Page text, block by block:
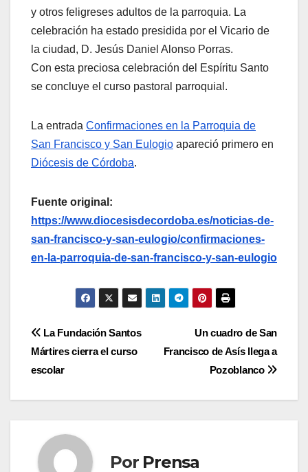
y otros feligreses adultos de la parroquia. La
celebración ha estado presidida por el Vicario de
la ciudad, D. Jesús Daniel Alonso Porras.
Con esta preciosa celebración del Espíritu Santo
se concluye el curso pastoral parroquial.
La entrada Confirmaciones en la Parroquia de
San Francisco y San Eulogio apareció primero en
Diócesis de Córdoba.
Fuente original:
https://www.diocesisdecordoba.es/noticias-de-
san-francisco-y-san-eulogio/confirmaciones-
en-la-parroquia-de-san-francisco-y-san-eulogio
Navegación
de
entradas
Un cuadro de San
Francisco de Asís llega a
Pozoblanco
La Fundación Santos
Mártires cierra el curso
escolar
Por Prensa